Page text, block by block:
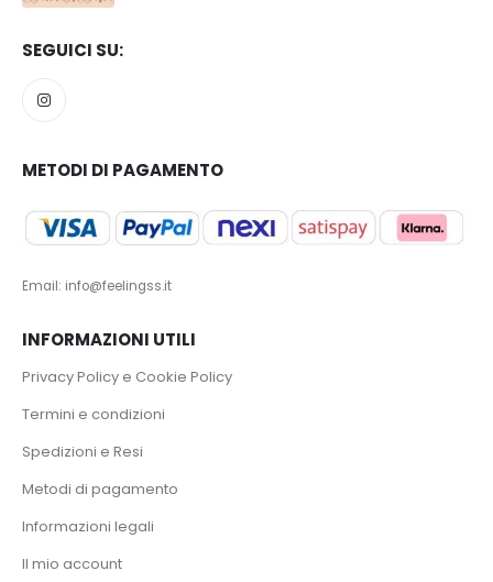
SEGUICI SU:
METODI DI PAGAMENTO
Email: info@feelingss.it
INFORMAZIONI UTILI
Privacy Policy e Cookie Policy
Termini e condizioni
Spedizioni e Resi
Metodi di pagamento
Informazioni legali
Il mio account